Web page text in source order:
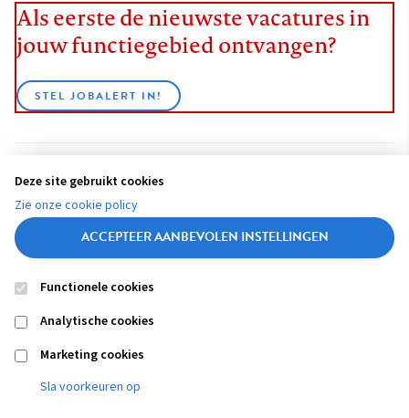
Als eerste de nieuwste vacatures in
jouw functiegebied ontvangen?
STEL JOBALERT IN!
BEKIJK ALLE VACATURES
Footer
navigation
Deze site gebruikt cookies
Zie onze cookie policy
ACCEPTEER AANBEVOLEN INSTELLINGEN
Functionele cookies
Analytische cookies
Marketing cookies
Sla voorkeuren op